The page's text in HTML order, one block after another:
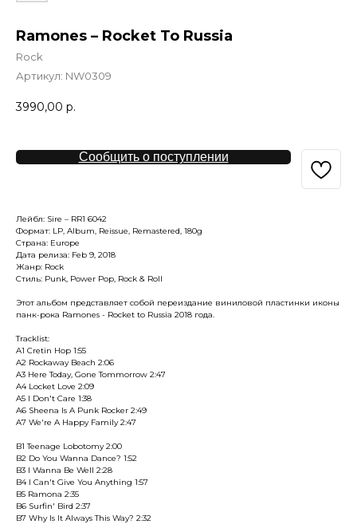
Ramones – Rocket To Russia
Rock
Артикул: NW0309
3990,00 р.
Сообщить о поступлении
Лейбл: Sire – RR1 6042
Формат: LP, Album, Reissue, Remastered, 180g
Страна: Europe
Дата релиза: Feb 9, 2018
Жанр: Rock
Стиль: Punk, Power Pop, Rock & Roll
Этот альбом представляет собой переиздание виниловой пластинки иконы
панк-рока Ramones - Rocket to Russia 2018 года.
Tracklist:
A1 Cretin Hop 1:55
A2 Rockaway Beach 2:06
A3 Here Today, Gone Tommorrow 2:47
A4 Locket Love 2:09
A5 I Don't Care 1:38
A6 Sheena Is A Punk Rocker 2:49
A7 We're A Happy Family 2:47
B1 Teenage Lobotomy 2:00
B2 Do You Wanna Dance? 1:52
B3 I Wanna Be Well 2:28
B4 I Can't Give You Anything 1:57
B5 Ramona 2:35
B6 Surfin' Bird 2:37
B7 Why Is It Always This Way? 2:32